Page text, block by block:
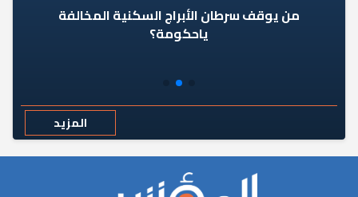
من يوقف سرطان الأبراج السكنية المخالفة
ياحكومة؟
المزيد